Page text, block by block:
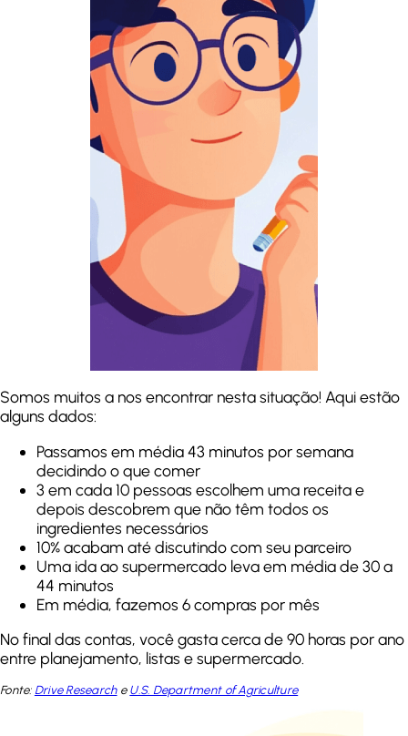
Somos muitos a nos encontrar nesta situação! Aqui estão
alguns dados:
Passamos em média 43 minutos por semana
decidindo o que comer
3 em cada 10 pessoas escolhem uma receita e
depois descobrem que não têm todos os
ingredientes necessários
10% acabam até discutindo com seu parceiro
Uma ida ao supermercado leva em média de 30 a
44 minutos
Em média, fazemos 6 compras por mês
No final das contas, você gasta cerca de 90 horas por ano
entre planejamento, listas e supermercado.
Fonte: Drive Researche U.S. Department of Agriculture